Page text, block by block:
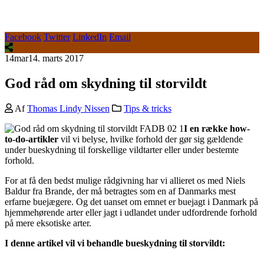
Facebook Twitter LinkedIn Email
14mar14. marts 2017
God råd om skydning til storvildt
Af Thomas Lindy Nissen
Tips & tricks
I en række how-
to-do-artikler vil vi belyse, hvilke forhold der gør sig gældende
under bueskydning til forskellige vildtarter eller under bestemte
forhold.
For at få den bedst mulige rådgivning har vi allieret os med Niels
Baldur fra Brande, der må betragtes som en af Danmarks mest
erfarne buejægere. Og det uanset om emnet er buejagt i Danmark på
hjemmehørende arter eller jagt i udlandet under udfordrende forhold
på mere eksotiske arter.
I denne artikel vil vi behandle bueskydning til storvildt: